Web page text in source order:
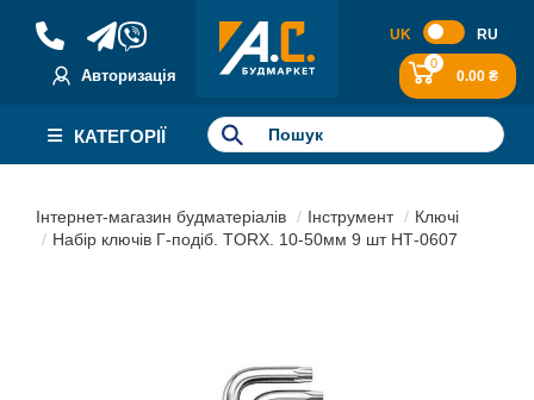
Авторизація
UK RU
0
0.00 ₴
КАТЕГОРІЇ
Інтернет-магазин будматеріалів Інструмент
Ключі
Набір ключів Г-подіб. TORX. 10-50мм 9 шт НТ-0607